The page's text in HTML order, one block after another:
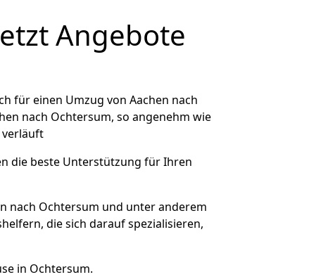
Angebote
für einen Umzug von Aachen nach
nach Ochtersum, so angenehm wie
verläuft
die beste Unterstützung für Ihren
nach Ochtersum und unter anderem
die sich darauf spezialisieren,
in Ochtersum.